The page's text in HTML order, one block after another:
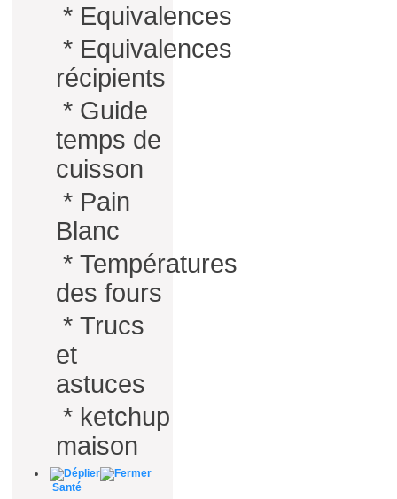
* Equivalences
* Equivalences
récipients
* Guide
temps de
cuisson
* Pain
Blanc
* Températures
des fours
* Trucs
et
astuces
* ketchup
maison
Santé